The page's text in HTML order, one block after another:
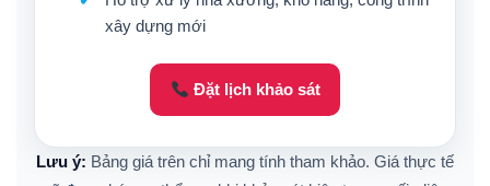
xây dựng mới
Đặt lịch khảo sát
Lưu ý: Bảng giá trên chỉ mang tính tham khảo. Giá thực tế